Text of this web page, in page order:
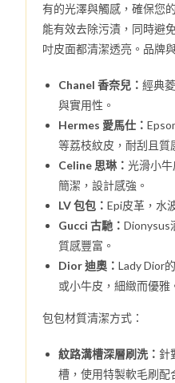
有的光澤與觸感，確保您
能有效去除污漬，同時避
吋皮面都清潔透亮。品牌
Chanel 香奈兒：經典
與實用性。
Hermes 愛馬仕：
等荔枝紋皮，耐刮且質
Celine 思琳：光滑小
簡潔，設計感強。
LV 包包：Epi皮革，水
Gucci 古馳：Dionysus
質感豐富。
Dior 迪奧：Lady Dior
或小牛皮，細緻而優雅
包包材質清潔方式：
紋路溝槽深層刷洗： 針
槽，使用特製軟毛刷配